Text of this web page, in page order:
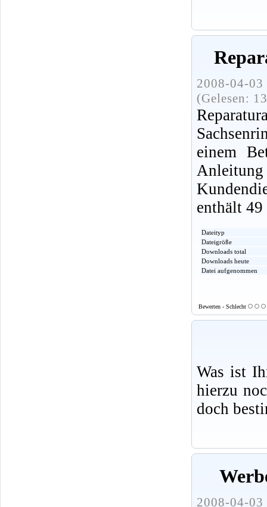
2008-04-
(Gelesen:
einem
enthält
Dateityp
Dateigröße
Downloads total
Downloads heute
Datei aufgenommen
Bewerten - Schlecht
Was ist
hierzu
doch
2008-04-